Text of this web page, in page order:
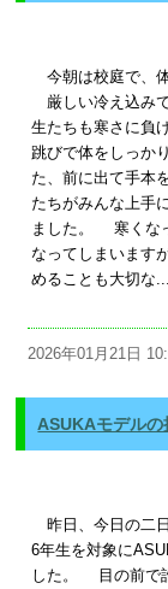
今朝は校庭で、
厳しい冷え込み
生たちも寒さに負
跳びで体をしっか
た、前に出て手本
たちがみんな上手
ました。 寒くな
なってしまいます
めることも大切な...
2026年01月21日
ASUKAモデル
昨日、今日の二
6年生を対象に
した。 目の前で